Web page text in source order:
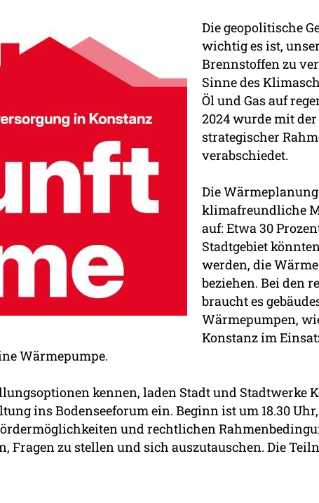
Die geopolitische
wichtig es ist,
Brennstoffen zu
Sinne des
Öl und Gas auf
2024 wurde mit
strategischer
verabschiedet.
Die
klimafreundliche
auf: Etwa 30
Stadtgebiet
werden, die
beziehen. Bei den
braucht es
Wärmepumpen,
Konstanz im
Wärmepumpe.
kennen, laden Stadt und Stadtwerke
ins Bodenseeforum ein. Beginn ist um 18.30
und rechtlichen
Fragen zu stellen und sich auszutauschen. Die